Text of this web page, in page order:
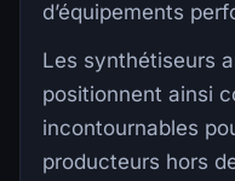
d’équipements
Les synthétiseurs
positionnent ainsi
incontournables
producteurs hors